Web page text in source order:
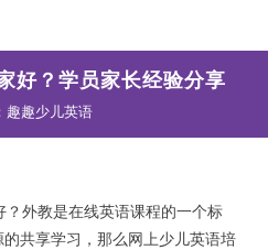
好？学员家长经验分享
趣趣少儿英语
外教是在线英语课程的一个标
共享学习，那么网上少儿英语培